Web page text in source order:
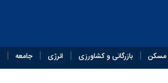
مسکن بازرگانی و کشاورزی انرژی جامعه